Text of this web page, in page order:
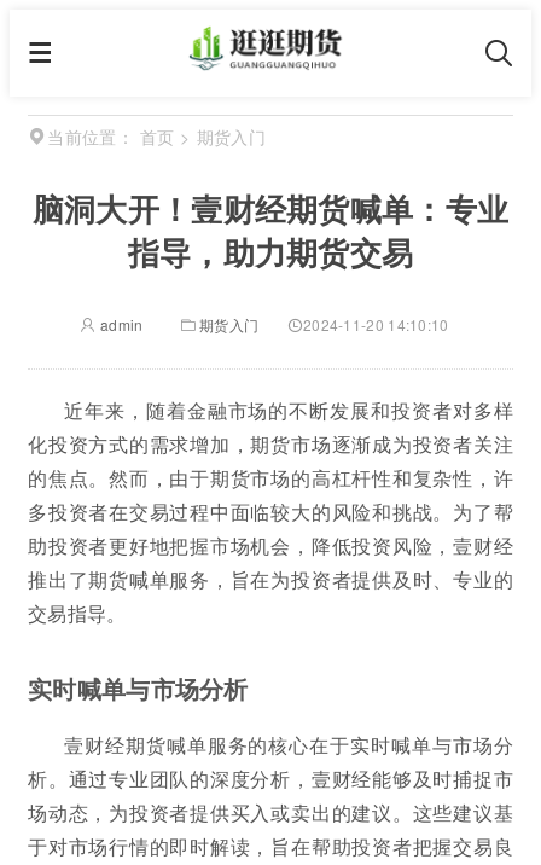
当前位置： 首页 > 期货入门
脑洞大开！壹财经期货喊单：专业
指导，助力期货交易
admin 期货入门 2024-11-20 14:10:10
近年来，随着金融市场的不断发展和投资者对多样
化投资方式的需求增加，期货市场逐渐成为投资者关注
的焦点。然而，由于期货市场的高杠杆性和复杂性，许
多投资者在交易过程中面临较大的风险和挑战。为了帮
助投资者更好地把握市场机会，降低投资风险，壹财经
推出了期货喊单服务，旨在为投资者提供及时、专业的
交易指导。
实时喊单与市场分析
壹财经期货喊单服务的核心在于实时喊单与市场分
析。通过专业团队的深度分析，壹财经能够及时捕捉市
场动态，为投资者提供买入或卖出的建议。这些建议基
于对市场行情的即时解读，旨在帮助投资者把握交易良